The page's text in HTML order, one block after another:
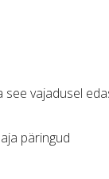
vajadusel
päringud